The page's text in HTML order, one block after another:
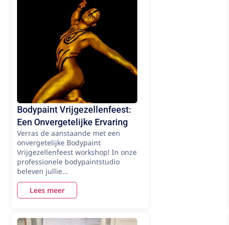
Bodypaint Vrijgezellenfeest:
Een Onvergetelijke Ervaring
Verras de aanstaande met een
onvergetelijke Bodypaint
Vrijgezellenfeest workshop! In onze
professionele bodypaintstudio
beleven jullie...
Lees meer